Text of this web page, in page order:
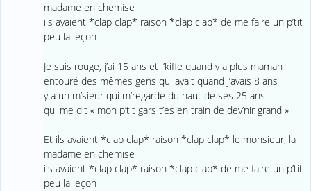
madame en chemise
ils avaient *clap clap* raison *clap clap* de me faire un p’tit
peu la leçon
Je suis rouge, j’ai 15 ans et j’kiffe quand y a plus maman
entouré des mêmes gens qui avait quand j’avais 8 ans
y a un m’sieur qui m’regarde du haut de ses 25 ans
qui me dit « mon p’tit gars t’es en train de dev’nir grand »
Et ils avaient *clap clap* raison *clap clap* le monsieur, la
madame en chemise
ils avaient *clap clap* raison *clap clap* de me faire un p’tit
peu la leçon